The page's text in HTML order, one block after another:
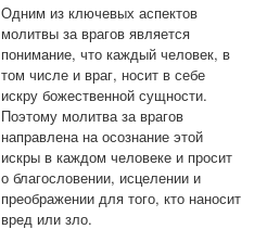
Одним из ключевых аспектов
молитвы за врагов является
понимание, что каждый человек, в
том числе и враг, носит в себе
искру божественной сущности.
Поэтому молитва за врагов
направлена на осознание этой
искры в каждом человеке и просит
о благословении, исцелении и
преображении для того, кто наносит
вред или зло.